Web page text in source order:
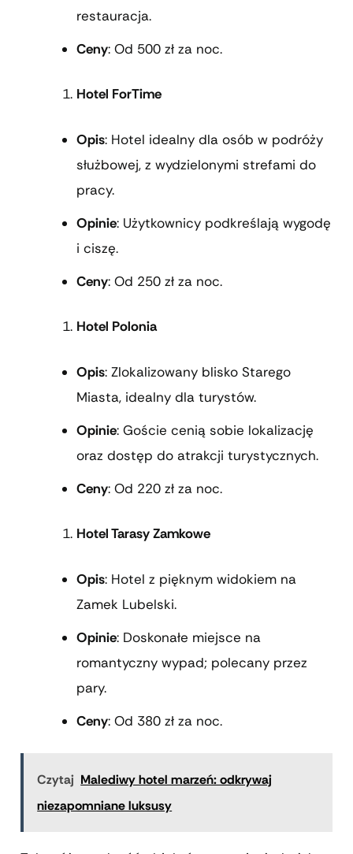
restauracja.
Ceny: Od 500 zł za noc.
Hotel ForTime
Opis: Hotel idealny dla osób w podróży
służbowej, z wydzielonymi strefami do
pracy.
Opinie: Użytkownicy podkreślają wygodę
i ciszę.
Ceny: Od 250 zł za noc.
Hotel Polonia
Opis: Zlokalizowany blisko Starego
Miasta, idealny dla turystów.
Opinie: Goście cenią sobie lokalizację
oraz dostęp do atrakcji turystycznych.
Ceny: Od 220 zł za noc.
Hotel Tarasy Zamkowe
Opis: Hotel z pięknym widokiem na
Zamek Lubelski.
Opinie: Doskonałe miejsce na
romantyczny wypad; polecany przez
pary.
Ceny: Od 380 zł za noc.
Czytaj Malediwy hotel marzeń: odkrywaj
niezapomniane luksusy